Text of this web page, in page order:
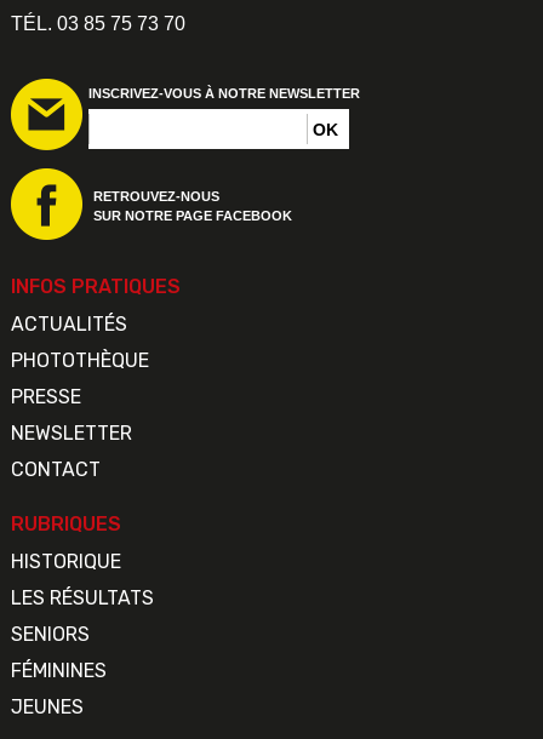
TÉL. 03 85 75 73 70
INSCRIVEZ-VOUS À NOTRE NEWSLETTER
RETROUVEZ-NOUS
SUR NOTRE PAGE FACEBOOK
INFOS PRATIQUES
ACTUALITÉS
PHOTOTHÈQUE
PRESSE
NEWSLETTER
CONTACT
RUBRIQUES
HISTORIQUE
LES RÉSULTATS
SENIORS
FÉMININES
JEUNES